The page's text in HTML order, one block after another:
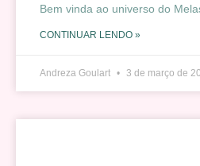
Bem vinda ao universo do
CONTINUAR LENDO »
Andreza Goulart 3 de março de